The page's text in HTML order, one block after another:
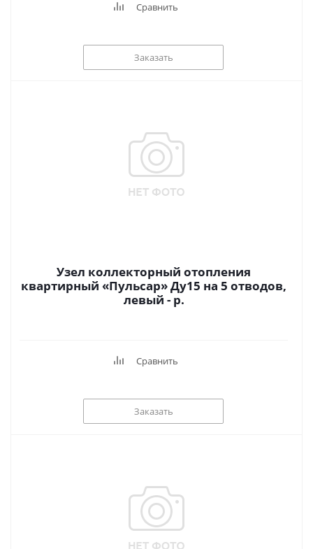
Сравнить
Заказать
Узел коллекторный отопления
квартирный «Пульсар» Ду15 на 5 отводов,
левый - р.
Сравнить
Заказать